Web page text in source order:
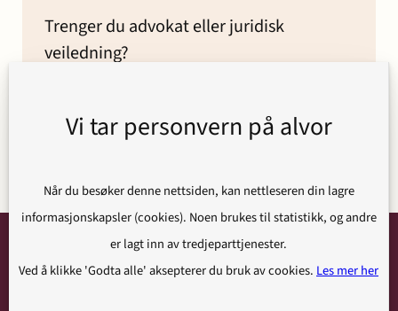
Trenger du advokat eller juridisk
veiledning?
Se våre advokater
Vi tar personvern på alvor
Når du besøker denne nettsiden, kan nettleseren din lagre
informasjonskapsler (cookies). Noen brukes til statistikk, og andre
er lagt inn av tredjeparttjenester.
Ved å klikke 'Godta alle' aksepterer du bruk av cookies. Les mer her